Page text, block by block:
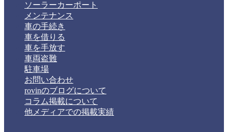
ソーラーカーポート
メンテナンス
車の手続き
車を借りる
車を手放す
車両盗難
駐車場
お問い合わせ
rovinのブログについて
コラム掲載について
他メディアでの掲載実績